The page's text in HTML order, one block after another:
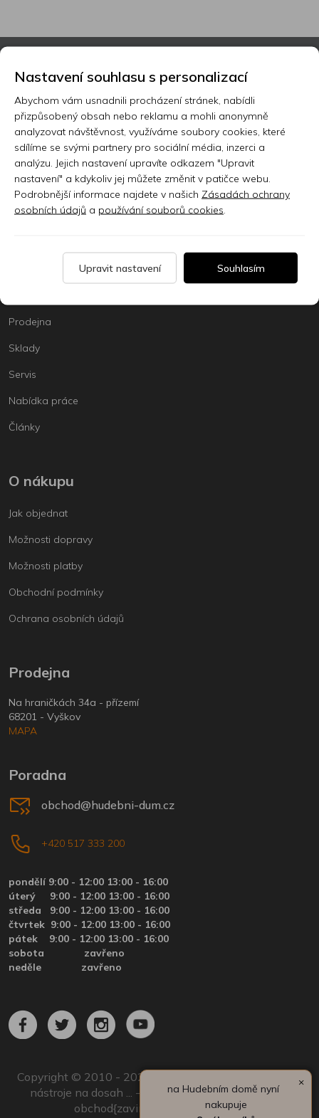
Slevy na další nákup
Prodloužená záruka 3-10 let
Registrujte se k odběru newsletteru a už
Vám nic neunikne
Kontakt
Prodejna
Sklady
Servis
Nabídka práce
Články
O nákupu
Jak objednat
Možnosti dopravy
Možnosti platby
Obchodní podmínky
Ochrana osobních údajů
Prodejna
Na hraničkách 34a - přízemí
68201 - Vyškov
MAPA
Poradna
obchod@hudebni-dum.cz
+420 517 333 200
pondělí 9:00 - 12:00 13:00 - 16:00
úterý 9:00 - 12:00 13:00 - 16:00
středa 9:00 - 12:00 13:00 - 16:00
čtvrtek 9:00 - 12:00 13:00 - 16:00
pátek 9:00 - 12:00 13:00 - 16:00
sobota zavřeno
neděle zavřeno
Copyright © 2010 - 2024 by Hudební dům.cz | Hudební
nástroje na dosah ... - Všechna práva vyhrazena. |
obchod{zavináč}hudebni-dum.cz
Nastavení souhlasu s personalizací
Abychom vám usnadnili procházení stránek, nabídli
přizpůsobený obsah nebo reklamu a mohli anonymně
analyzovat návštěvnost, využíváme soubory cookies, které
sdílíme se svými partnery pro sociální média, inzerci a
analýzu. Jejich nastavení upravíte odkazem "Upravit
nastavení" a kdykoliv jej můžete změnit v patičce webu.
Podrobnější informace najdete v našich Zásadách ochrany
osobních údajů a používání souborů cookies
Upravit nastavení Souhlasím
×
na Hudebním domě nyní
nakupuje